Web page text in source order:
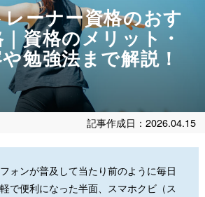
ーナー資格のおす
資格のメリット・
勉強法まで解説！
記事作成日：2026.04.15
ォンが普及して当たり前のように毎日
で便利になった半面、スマホクビ（ス